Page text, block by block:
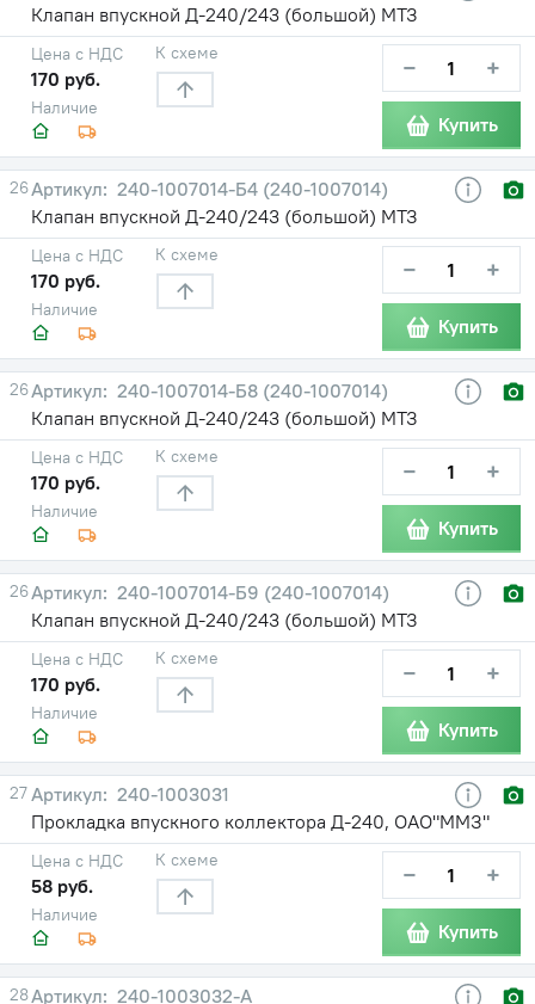
Клапан впускной Д-240/243 (большой) МТЗ
Наличие
Цена с НДС
170 руб.
К схеме − +
Купить
26
240-1007014-Б4 (240-1007014)
Клапан впускной Д-240/243 (большой) МТЗ
Наличие
Цена с НДС
170 руб.
К схеме − +
Купить
26
240-1007014-Б8 (240-1007014)
Клапан впускной Д-240/243 (большой) МТЗ
Наличие
Цена с НДС
170 руб.
К схеме − +
Купить
26
240-1007014-Б9 (240-1007014)
Клапан впускной Д-240/243 (большой) МТЗ
Наличие
Цена с НДС
170 руб.
К схеме − +
Купить
27
240-1003031
Прокладка впускного коллектора Д-240, ОАО"ММЗ"
Наличие
Цена с НДС
58 руб.
К схеме − +
Купить
28 240-1003032-А